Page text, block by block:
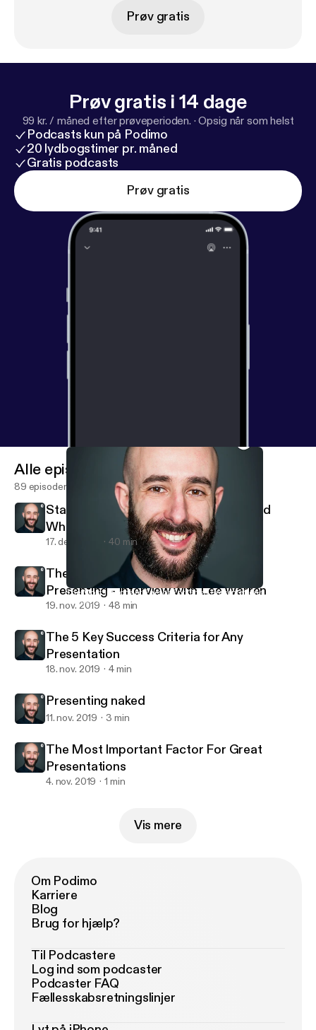
Prøv gratis
Prøv gratis i 14 dage
99 kr. / måned efter prøveperioden. ·Opsig når som helst
Podcasts kun på Podimo
20 lydbogstimer pr. måned
Gratis podcasts
Prøv gratis
The Most Important Factor For Great Presentations
Andrea Pacini - Podcast
Alle episoder
89 episoder
Stand-up Comedy: Interview with David
Whitney
17. dec. 2019 40 min
The Busy Person's Guide to Great
Presenting - Interview with Lee Warren
19. nov. 2019 48 min
The 5 Key Success Criteria for Any
Presentation
18. nov. 2019 4 min
Presenting naked
11. nov. 2019 3 min
The Most Important Factor For Great
Presentations
4. nov. 2019 1 min
Vis mere
Om Podimo
Karriere
Blog
Brug for hjælp?
Til Podcastere
Log ind som podcaster
Podcaster FAQ
Fællesskabsretningslinjer